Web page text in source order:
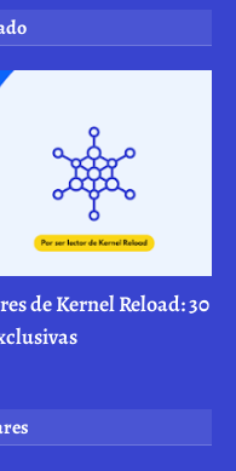
de Kernel Reload: 30